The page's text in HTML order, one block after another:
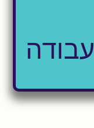
עבודה